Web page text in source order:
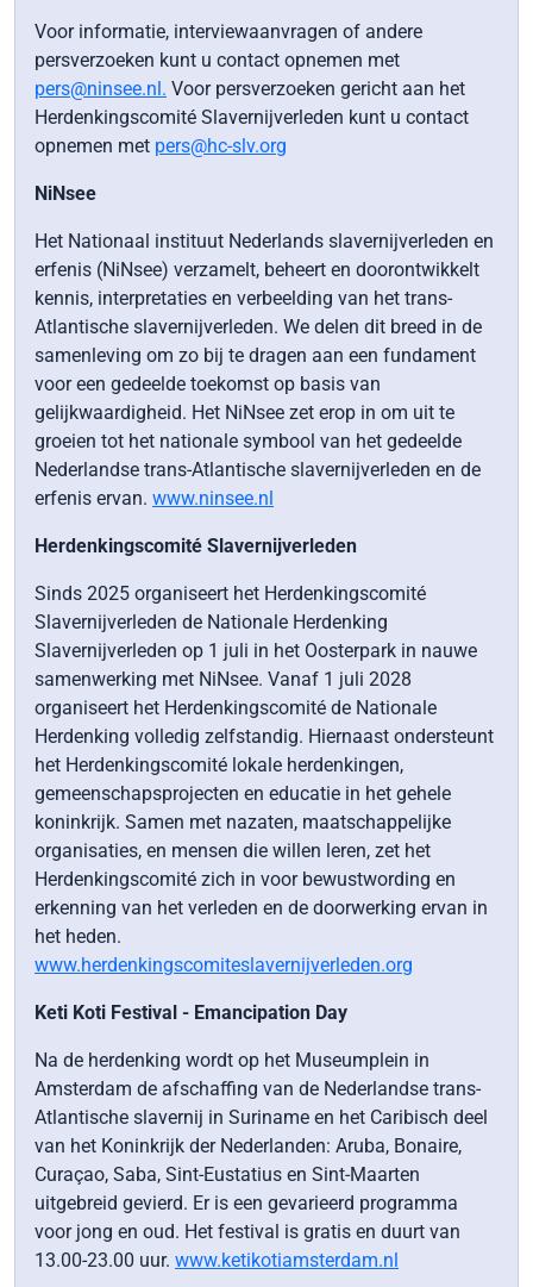
Voor informatie, interviewaanvragen of andere
persverzoeken kunt u contact opnemen met
pers@ninsee.nl. Voor persverzoeken gericht aan het
Herdenkingscomité Slavernijverleden kunt u contact
opnemen met pers@hc-slv.org
NiNsee
Het Nationaal instituut Nederlands slavernijverleden en
erfenis (NiNsee) verzamelt, beheert en doorontwikkelt
kennis, interpretaties en verbeelding van het trans-
Atlantische slavernijverleden. We delen dit breed in de
samenleving om zo bij te dragen aan een fundament
voor een gedeelde toekomst op basis van
gelijkwaardigheid. Het NiNsee zet erop in om uit te
groeien tot het nationale symbool van het gedeelde
Nederlandse trans-Atlantische slavernijverleden en de
erfenis ervan. www.ninsee.nl
Herdenkingscomité Slavernijverleden
Sinds 2025 organiseert het Herdenkingscomité
Slavernijverleden de Nationale Herdenking
Slavernijverleden op 1 juli in het Oosterpark in nauwe
samenwerking met NiNsee. Vanaf 1 juli 2028
organiseert het Herdenkingscomité de Nationale
Herdenking volledig zelfstandig. Hiernaast ondersteunt
het Herdenkingscomité lokale herdenkingen,
gemeenschapsprojecten en educatie in het gehele
koninkrijk. Samen met nazaten, maatschappelijke
organisaties, en mensen die willen leren, zet het
Herdenkingscomité zich in voor bewustwording en
erkenning van het verleden en de doorwerking ervan in
het heden.
www.herdenkingscomiteslavernijverleden.org
Keti Koti Festival - Emancipation Day
Na de herdenking wordt op het Museumplein in
Amsterdam de afschaffing van de Nederlandse trans-
Atlantische slavernij in Suriname en het Caribisch deel
van het Koninkrijk der Nederlanden: Aruba, Bonaire,
Curaçao, Saba, Sint-Eustatius en Sint-Maarten
uitgebreid gevierd. Er is een gevarieerd programma
voor jong en oud. Het festival is gratis en duurt van
13.00-23.00 uur. www.ketikotiamsterdam.nl